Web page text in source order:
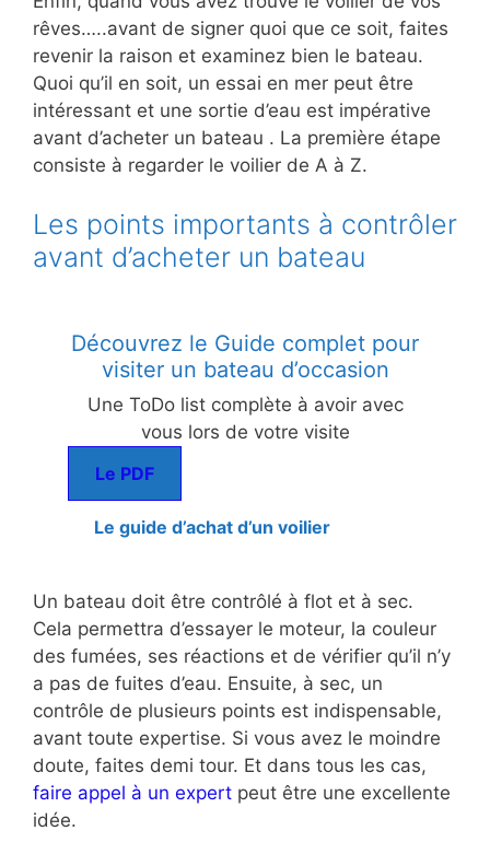
rêves…..avant de signer quoi que ce soit, faites
revenir la raison et examinez bien le bateau.
Quoi qu’il en soit, un essai en mer peut être
intéressant et une sortie d’eau est impérative
avant d’acheter un bateau . La première étape
consiste à regarder le voilier de A à Z.
Les points importants à contrôler
avant d’acheter un bateau
Découvrez le Guide complet pour
visiter un bateau d’occasion
Une ToDo list complète à avoir avec
vous lors de votre visite
Le PDF
Le guide d’achat d’un voilier
Un bateau doit être contrôlé à flot et à sec.
Cela permettra d’essayer le moteur, la couleur
des fumées, ses réactions et de vérifier qu’il n’y
a pas de fuites d’eau. Ensuite, à sec, un
contrôle de plusieurs points est indispensable,
avant toute expertise. Si vous avez le moindre
doute, faites demi tour. Et dans tous les cas,
faire appel à un expert peut être une excellente
idée.